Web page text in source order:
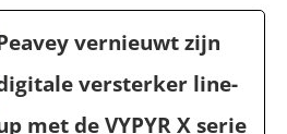
vernieuwt zijn
versterker line-
met de VYPYR X serie